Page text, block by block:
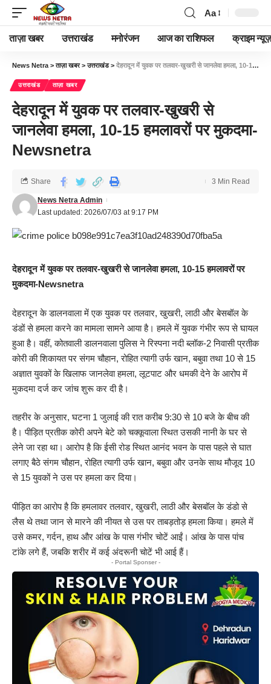
Aa
ताज़ा खबर उत्तराखंड मनोरंजन आज का राशिफल क्राइम न्यूज़
News Netra >ताज़ा खबर>उत्तराखंड> देहरादून में युवक पर तलवार-खुखरी से जानलेवा हमला, 10-15 हमलावरों पर मुकदमा-Newsnetra
उत्तराखंड ताज़ा खबर
देहरादून में युवक पर तलवार-खुखरी से
जानलेवा हमला, 10-15 हमलावरों पर मुकदमा-
Newsnetra
Last updated: 2026/07/03 at 9:17 PM
News Netra Admin
Share 3 Min Read
देहरादून में युवक पर तलवार-खुखरी से जानलेवा हमला, 10-15 हमलावरों पर
मुकदमा-Newsnetra
देहरादून के डालनवाला में एक युवक पर तलवार, खुखरी, लाठी और बेसबॉल के
डंडों से हमला करने का मामला सामने आया है। हमले में युवक गंभीर रूप से घायल
हुआ है। वहीं, कोतवाली डालनवाला पुलिस ने रिस्पना नदी ब्लॉक-2 निवासी प्रतीक
कोरी की शिकायत पर संगम चौहान, रोहित त्यागी उर्फ खान, बबुवा तथा 10 से 15
अज्ञात युवकों के खिलाफ जानलेवा हमला, लूटपाट और धमकी देने के आरोप में
मुकदमा दर्ज कर जांच शुरू कर दी है।
तहरीर के अनुसार, घटना 1 जुलाई की रात करीब 9:30 से 10 बजे के बीच की
है। पीड़ित प्रतीक कोरी अपने बेटे को चक्कूवाला स्थित उसकी नानी के घर से
लेने जा रहा था। आरोप है कि ईसी रोड स्थित आनंद भवन के पास पहले से घात
लगाए बैठे संगम चौहान, रोहित त्यागी उर्फ खान, बबुवा और उनके साथ मौजूद 10
से 15 युवकों ने उस पर हमला कर दिया।
पीड़ित का आरोप है कि हमलावर तलवार, खुखरी, लाठी और बेसबॉल के डंडो से
लैस थे तथा जान से मारने की नीयत से उस पर ताबड़तोड़ हमला किया। हमले में
उसे कमर, गर्दन, हाथ और आंख के पास गंभीर चोटें आईं। आंख के पास पांच
टांके लगे हैं, जबकि शरीर में कई अंदरूनी चोटें भी आई हैं।
- Portal Sponser -